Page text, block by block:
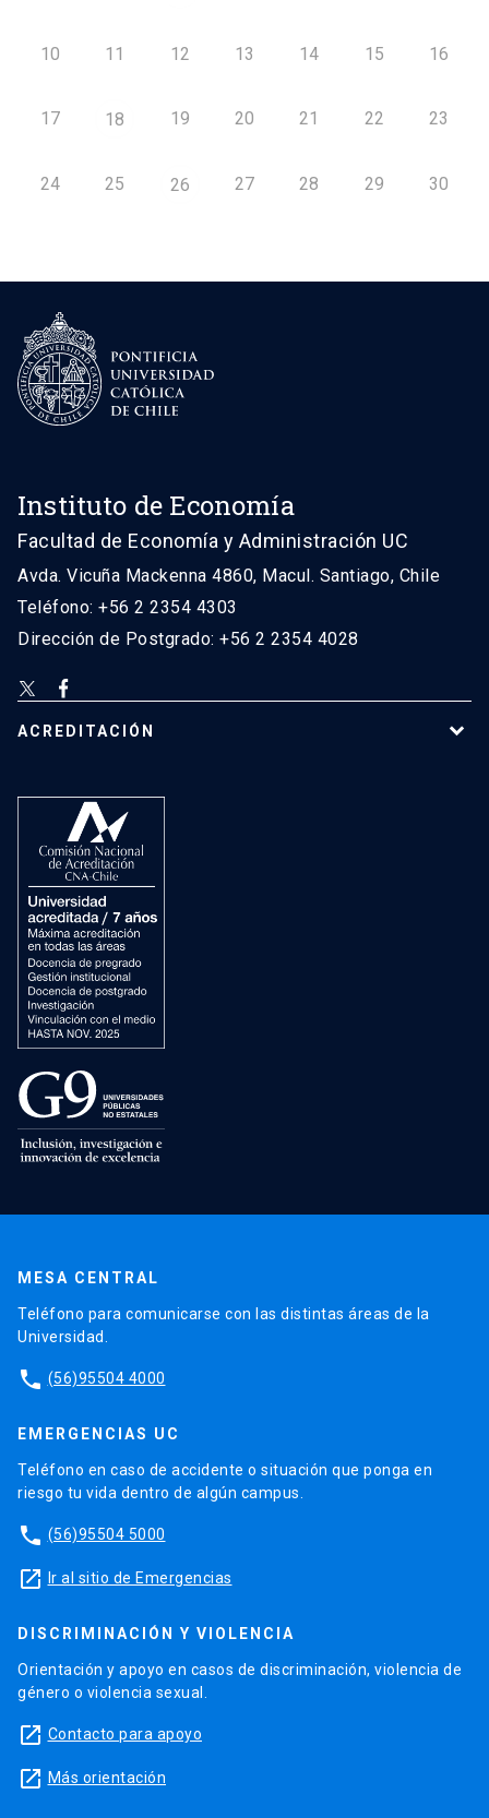
10 11 12 13 14 15 16
17 18 19 20 21 22 23
24 25 26 27 28 29 30
Instituto de Economía
Facultad de Economía y Administración UC
Avda. Vicuña Mackenna 4860, Macul. Santiago, Chile
Teléfono: +56 2 2354 4303
Dirección de Postgrado: +56 2 2354 4028
ACREDITACIÓN
MESA CENTRAL
Teléfono para comunicarse con las distintas áreas de la
Universidad.
phone (56)95504 4000
EMERGENCIAS UC
Teléfono en caso de accidente o situación que ponga en
riesgo tu vida dentro de algún campus.
phone (56)95504 5000
launch Ir al sitio de Emergencias
DISCRIMINACIÓN Y VIOLENCIA
Orientación y apoyo en casos de discriminación, violencia de
género o violencia sexual.
launch Contacto para apoyo
launch Más orientación